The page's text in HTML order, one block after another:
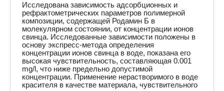
Исследована зависимость адсорбционных и
рефрактометрических параметров полимерной
композиции, содержащей Родамин Б в
молекулярном состоянии, от концентрации ионов
свинца. Исследованные зависимости положены в
основу экспресс-метода определения
концентрации ионов свинца в воде, показана его
высокая чувствительность, составляющая 0.001
mg/l, что ниже предельно допустимой
концентрации. Применение нерастворимого в воде
красителя в качестве материала, чувствительного